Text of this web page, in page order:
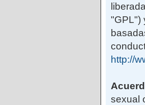
"GPL")
http://
sexual